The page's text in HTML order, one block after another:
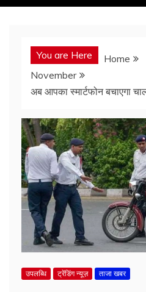
You are Here Home
November
अब आपका स्मार्टफोन बचाएगा
उपलब्धि ट्रेंडिंग न्यूज़ ताजा खबर